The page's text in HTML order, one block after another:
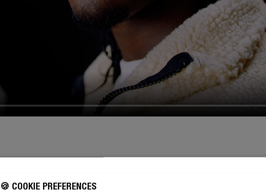
🍪 COOKIE PREFERENCES